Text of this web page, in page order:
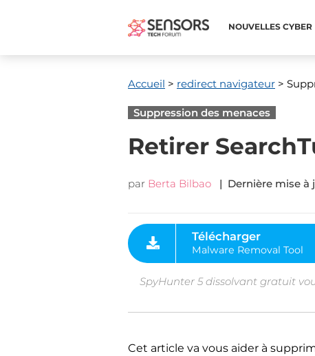
NOUVELLES CYBER
Accueil > redirect navigateur >
Suppression des menaces
Retirer
par Berta Bilbao | Dernière mise à
Malware Removal Tool
SpyHunter 5 dissolvant gratuit
Cet article va vous aider à